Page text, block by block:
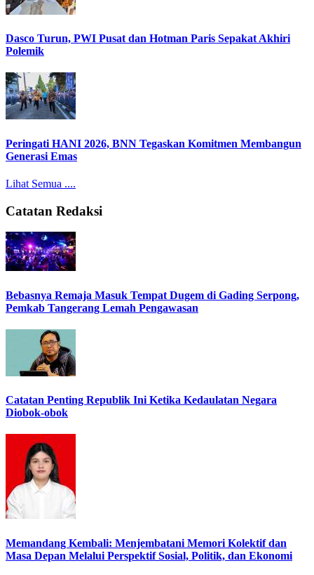
Dasco Turun, PWI Pusat dan Hotman Paris Sepakat Akhiri
Polemik
Peringati HANI 2026, BNN Tegaskan Komitmen Membangun
Generasi Emas
Lihat Semua ....
Catatan Redaksi
Bebasnya Remaja Masuk Tempat Dugem di Gading Serpong,
Pemkab Tangerang Lemah Pengawasan
Catatan Penting Republik Ini Ketika Kedaulatan Negara
Diobok-obok
Memandang Kembali: Menjembatani Memori Kolektif dan
Masa Depan Melalui Perspektif Sosial, Politik, dan Ekonomi